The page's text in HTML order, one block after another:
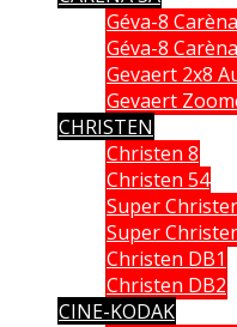
Géva-8 Carèna
Géva-8
Gevaert 2x8
Gevaert
CHRISTEN
Christen 8
Christen 54
Super
Super
Christen DB1
Christen DB2
CINE-KODAK